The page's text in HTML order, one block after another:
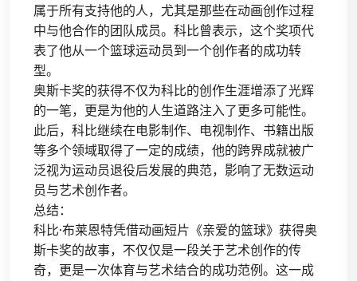
属于所有支持他的人，尤其是那些在动画创作过程
中与他合作的团队成员。科比曾表示，这个奖项代
表了他从一个篮球运动员到一个创作者的成功转
型。
奥斯卡奖的获得不仅为科比的创作生涯增添了光辉
的一笔，更是为他的人生道路注入了更多可能性。
此后，科比继续在电影制作、电视制作、书籍出版
等多个领域取得了一定的成绩，他的跨界成就被广
泛视为运动员退役后发展的典范，影响了无数运动
员与艺术创作者。
总结：
科比·布莱恩特凭借动画短片《亲爱的篮球》获得奥
斯卡奖的故事，不仅仅是一段关于艺术创作的传
奇，更是一次体育与艺术结合的成功范例。这一成